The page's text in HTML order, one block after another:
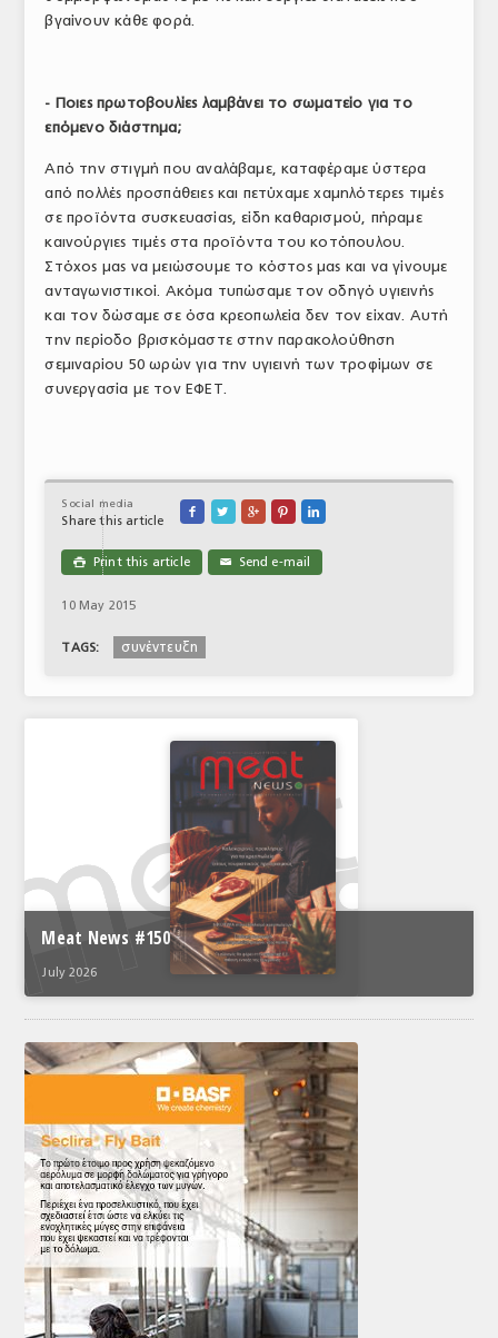
βγαίνουν κάθε φορά.
- Ποιες πρωτοβουλίες λαμβάνει το σωματείο για το
επόμενο διάστημα;
Από την στιγμή που αναλάβαμε, καταφέραμε ύστερα
από πολλές προσπάθειες και πετύχαμε χαμηλότερες τιμές
σε προϊόντα συσκευασίας, είδη καθαρισμού, πήραμε
καινούργιες τιμές στα προϊόντα του κοτόπουλου.
Στόχος μας να μειώσουμε το κόστος μας και να γίνουμε
ανταγωνιστικοί. Ακόμα τυπώσαμε τον οδηγό υγιεινής
και τον δώσαμε σε όσα κρεοπωλεία δεν τον είχαν. Αυτή
την περίοδο βρισκόμαστε στην παρακολούθηση
σεμιναρίου 50 ωρών για την υγιεινή των τροφίμων σε
συνεργασία με τον ΕΦΕΤ.
Social media
Share this article
    
 Print this article ✉ Send e-mail
10 May 2015
TAGS: συνέντευξη
Meat News #150
July 2026